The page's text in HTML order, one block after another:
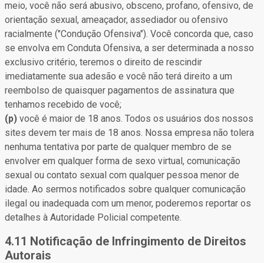
meio, você não será abusivo, obsceno, profano, ofensivo, de
orientação sexual, ameaçador, assediador ou ofensivo
racialmente ("Condução Ofensiva"). Você concorda que, caso
se envolva em Conduta Ofensiva, a ser determinada a nosso
exclusivo critério, teremos o direito de rescindir
imediatamente sua adesão e você não terá direito a um
reembolso de quaisquer pagamentos de assinatura que
tenhamos recebido de você;
(p) você é maior de 18 anos. Todos os usuários dos nossos
sites devem ter mais de 18 anos. Nossa empresa não tolera
nenhuma tentativa por parte de qualquer membro de se
envolver em qualquer forma de sexo virtual, comunicação
sexual ou contato sexual com qualquer pessoa menor de
idade. Ao sermos notificados sobre qualquer comunicação
ilegal ou inadequada com um menor, poderemos reportar os
detalhes à Autoridade Policial competente.
4.11 Notificação de Infringimento de Direitos
Autorais